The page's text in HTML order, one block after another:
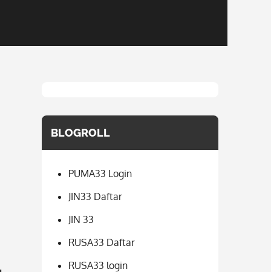
BLOGROLL
PUMA33 Login
JIN33 Daftar
JIN 33
RUSA33 Daftar
RUSA33 login